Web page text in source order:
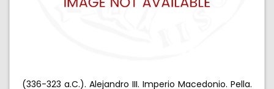
(336-323 a.C.). Alejandro III. Imperio Macedonio. Pella.